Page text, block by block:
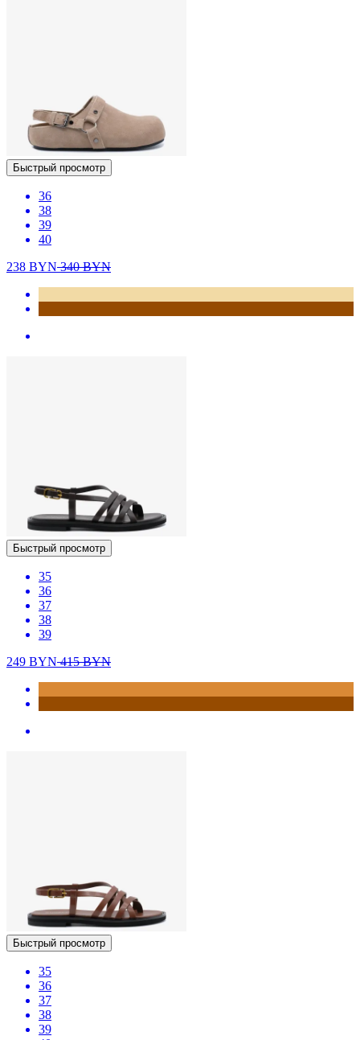
Быстрый просмотр
36
38
39
40
238 BYN340BYN
Быстрый просмотр
35
36
37
38
39
249 BYN415BYN
Быстрый просмотр
35
36
37
38
39